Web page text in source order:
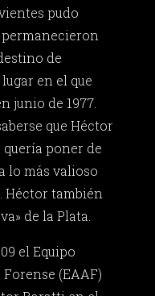
pudo
permanecieron
de
en el que
junio de 1977.
que Héctor
quería poner de
lo más valioso
Héctor también
de la Plata.
el Equipo
(EAAF)